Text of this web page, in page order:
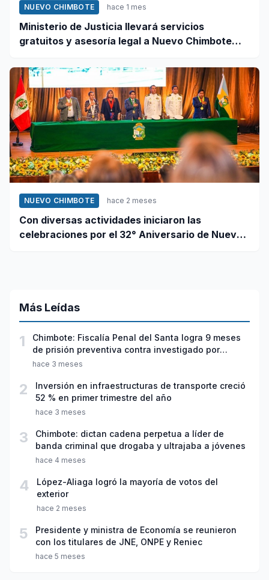
NUEVO CHIMBOTE hace 1 mes
Ministerio de Justicia llevará servicios
gratuitos y asesoría legal a Nuevo Chimbote
NUEVO CHIMBOTE hace 2 meses
Con diversas actividades iniciaron las
celebraciones por el 32° Aniversario de Nuevo
Más Leídas
1
Chimbote: Fiscalía Penal del Santa logra 9 meses
de prisión preventiva contra investigado por
violación sexual y tentativa de feminicidio
hace 3 meses
2
Inversión en infraestructuras de transporte creció
52 % en primer trimestre del año
hace 3 meses
3
Chimbote: dictan cadena perpetua a líder de
banda criminal que drogaba y ultrajaba a jóvenes
hace 4 meses
4
López-Aliaga logró la mayoría de votos del
exterior
hace 2 meses
5
Presidente y ministra de Economía se reunieron
con los titulares de JNE, ONPE y Reniec
hace 5 meses